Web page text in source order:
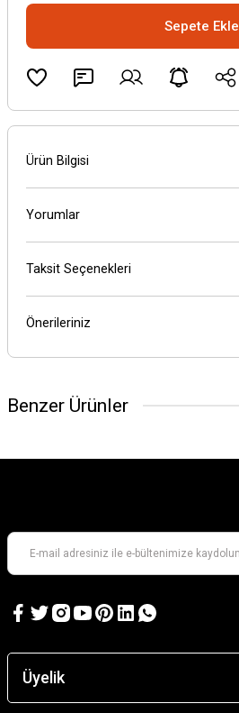
Sepete Ekle
Ürün Bilgisi
Yorumlar
Taksit Seçenekleri
Önerileriniz
Benzer Ürünler
Üyelik